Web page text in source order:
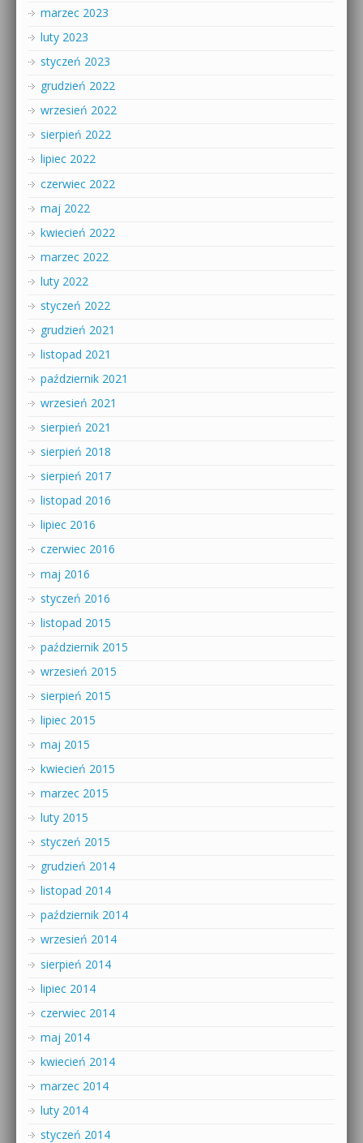
marzec 2023
luty 2023
styczeń 2023
grudzień 2022
wrzesień 2022
sierpień 2022
lipiec 2022
czerwiec 2022
maj 2022
kwiecień 2022
marzec 2022
luty 2022
styczeń 2022
grudzień 2021
listopad 2021
październik 2021
wrzesień 2021
sierpień 2021
sierpień 2018
sierpień 2017
listopad 2016
lipiec 2016
czerwiec 2016
maj 2016
styczeń 2016
listopad 2015
październik 2015
wrzesień 2015
sierpień 2015
lipiec 2015
maj 2015
kwiecień 2015
marzec 2015
luty 2015
styczeń 2015
grudzień 2014
listopad 2014
październik 2014
wrzesień 2014
sierpień 2014
lipiec 2014
czerwiec 2014
maj 2014
kwiecień 2014
marzec 2014
luty 2014
styczeń 2014